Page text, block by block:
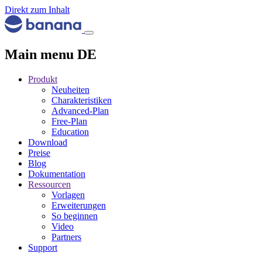
Direkt zum Inhalt
Main menu DE
Produkt
Neuheiten
Charakteristiken
Advanced-Plan
Free-Plan
Education
Download
Preise
Blog
Dokumentation
Ressourcen
Vorlagen
Erweiterungen
So beginnen
Video
Partners
Support